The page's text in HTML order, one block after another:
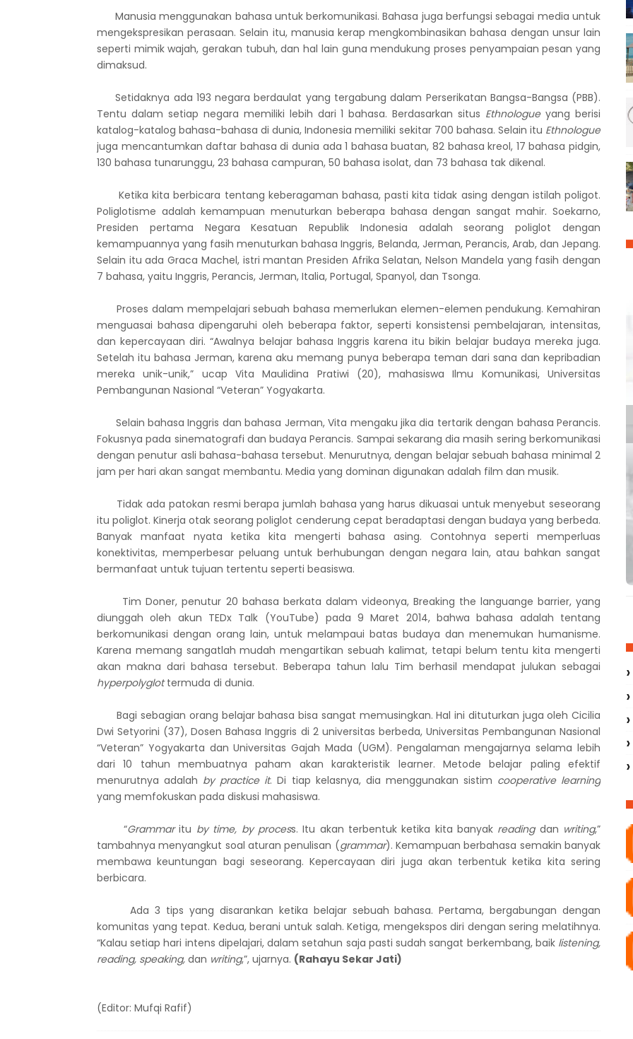
Manusia menggunakan bahasa untuk berkomunikasi. Bahasa juga berfungsi sebagai media untuk
mengekspresikan perasaan. Selain itu, manusia kerap mengkombinasikan bahasa dengan unsur lain
seperti mimik wajah, gerakan tubuh, dan hal lain guna mendukung proses penyampaian pesan yang
dimaksud.
Setidaknya ada 193 negara berdaulat yang tergabung dalam Perserikatan Bangsa-Bangsa (PBB).
Tentu dalam setiap negara memiliki lebih dari 1 bahasa. Berdasarkan situs Ethnologueyang berisi
katalog-katalog bahasa-bahasa di dunia, Indonesia memiliki sekitar 700 bahasa. Selain itu Ethnologue
juga mencantumkan daftar bahasa di dunia ada 1 bahasa buatan, 82 bahasa kreol, 17 bahasa pidgin,
130 bahasa tunarunggu, 23 bahasa campuran, 50 bahasa isolat, dan 73 bahasa tak dikenal.
Ketika kita berbicara tentang keberagaman bahasa, pasti kita tidak asing dengan istilah poligot.
Poliglotisme adalah kemampuan menuturkan beberapa bahasa dengan sangat mahir. Soekarno,
Presiden pertama Negara Kesatuan Republik Indonesia adalah seorang poliglot dengan
kemampuannya yang fasih menuturkan bahasa Inggris, Belanda, Jerman, Perancis, Arab, dan Jepang.
Selain itu ada Graca Machel, istri mantan Presiden Afrika Selatan, Nelson Mandela yang fasih dengan
7 bahasa, yaitu Inggris, Perancis, Jerman, Italia, Portugal, Spanyol, dan Tsonga.
Proses dalam mempelajari sebuah bahasa memerlukan elemen-elemen pendukung. Kemahiran
menguasai bahasa dipengaruhi oleh beberapa faktor, seperti konsistensi pembelajaran, intensitas,
dan kepercayaan diri. “Awalnya belajar bahasa Inggris karena itu bikin belajar budaya mereka juga.
Setelah itu bahasa Jerman, karena aku memang punya beberapa teman dari sana dan kepribadian
mereka unik-unik,” ucap Vita Maulidina Pratiwi (20), mahasiswa Ilmu Komunikasi, Universitas
Pembangunan Nasional “Veteran” Yogyakarta.
Selain bahasa Inggris dan bahasa Jerman, Vita mengaku jika dia tertarik dengan bahasa Perancis.
Fokusnya pada sinematografi dan budaya Perancis. Sampai sekarang dia masih sering berkomunikasi
dengan penutur asli bahasa-bahasa tersebut. Menurutnya, dengan belajar sebuah bahasa minimal 2
jam per hari akan sangat membantu. Media yang dominan digunakan adalah film dan musik.
Tidak ada patokan resmi berapa jumlah bahasa yang harus dikuasai untuk menyebut seseorang
itu poliglot. Kinerja otak seorang poliglot cenderung cepat beradaptasi dengan budaya yang berbeda.
Banyak manfaat nyata ketika kita mengerti bahasa asing. Contohnya seperti memperluas
konektivitas, memperbesar peluang untuk berhubungan dengan negara lain, atau bahkan sangat
bermanfaat untuk tujuan tertentu seperti beasiswa.
Tim Doner, penutur 20 bahasa berkata dalam videonya, Breaking the languange barrier, yang
diunggah oleh akun TEDx Talk (YouTube) pada 9 Maret 2014, bahwa bahasa adalah tentang
berkomunikasi dengan orang lain, untuk melampaui batas budaya dan menemukan humanisme.
Karena memang sangatlah mudah mengartikan sebuah kalimat, tetapi belum tentu kita mengerti
akan makna dari bahasa tersebut. Beberapa tahun lalu Tim berhasil mendapat julukan sebagai
hyperpolyglottermuda di dunia.
Bagi sebagian orang belajar bahasa bisa sangat memusingkan. Hal ini dituturkan juga oleh Cicilia
Dwi Setyorini (37), Dosen Bahasa Inggris di 2 universitas berbeda, Universitas Pembangunan Nasional
“Veteran” Yogyakarta dan Universitas Gajah Mada (UGM). Pengalaman mengajarnya selama lebih
dari 10 tahun membuatnya paham akan karakteristik learner. Metode belajar paling efektif
menurutnya adalah by practice it. Di tiap kelasnya, dia menggunakan sistim cooperative learning
yang memfokuskan pada diskusi mahasiswa.
“Grammaritu by time, by process. Itu akan terbentuk ketika kita banyak readingdan writing,”
tambahnya menyangkut soal aturan penulisan (grammar). Kemampuan berbahasa semakin banyak
membawa keuntungan bagi seseorang. Kepercayaan diri juga akan terbentuk ketika kita sering
berbicara.
Ada 3 tips yang disarankan ketika belajar sebuah bahasa. Pertama, bergabungan dengan
komunitas yang tepat. Kedua, berani untuk salah. Ketiga, mengekspos diri dengan sering melatihnya.
“Kalau setiap hari intens dipelajari, dalam setahun saja pasti sudah sangat berkembang, baik listening,
reading, speaking, dan writing,”, ujarnya. (Rahayu Sekar Jati)
(Editor: Mufqi Rafif)